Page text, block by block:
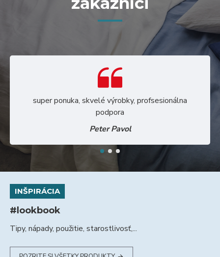
super ponuka, skvelé výrobky, profsesionálna
podpora
Peter Pavol
INŠPIRÁCIA
#lookbook
Tipy, nápady, použitie, starostlivosť,...